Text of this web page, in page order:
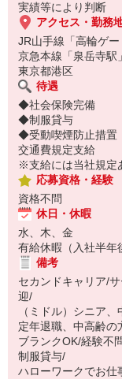
実績等により判断
アクセス・勤務
JR山手線「高輪ゲ
京急本線「泉岳寺駅
東京都港区
待遇
◆社会保険完備
◆制服貸与
◆受動喫煙防止措置
交通費規定支給
※支給には当社規定
応募資格・経験
資格不問
休日・休暇
水、木、金
有給休暇（入社半年
備考
セカンドキャリア/
迎/
（ミドル）シニア
定年退職、中高齢の
ブランクOK/経験不
制服貸与/
ハローワークでお仕